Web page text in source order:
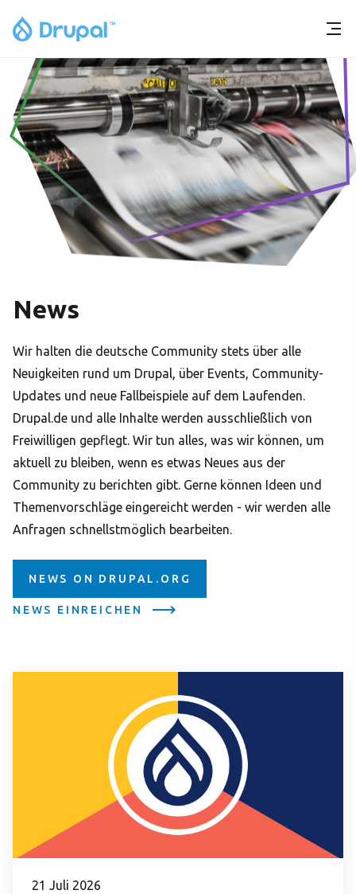
News
Wir halten die deutsche Community stets über alle
Neuigkeiten rund um Drupal, über Events, Community-
Updates und neue Fallbeispiele auf dem Laufenden.
Drupal.de und alle Inhalte werden ausschließlich von
Freiwilligen gepflegt. Wir tun alles, was wir können, um
aktuell zu bleiben, wenn es etwas Neues aus der
Community zu berichten gibt. Gerne können Ideen und
Themenvorschläge eingereicht werden - wir werden alle
Anfragen schnellstmöglich bearbeiten.
NEWS ON DRUPAL.ORG
NEWS EINREICHEN
21 Juli 2026